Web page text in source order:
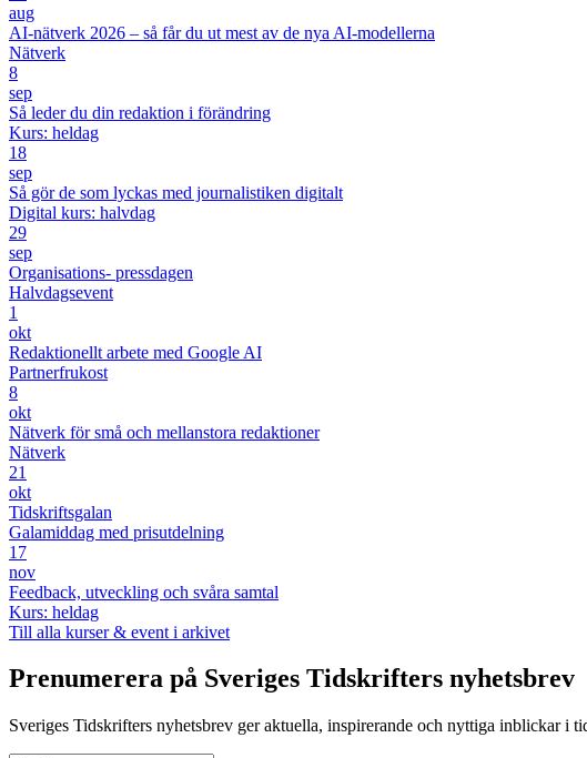
aug
AI-nätverk 2026 – så får du ut mest av de nya AI-modellerna
Nätverk
8
sep
Så leder du din redaktion i förändring
Kurs: heldag
18
sep
Så gör de som lyckas med journalistiken digitalt
Digital kurs: halvdag
29
sep
Organisations- pressdagen
Halvdagsevent
1
okt
Redaktionellt arbete med Google AI
Partnerfrukost
8
okt
Nätverk för små och mellanstora redaktioner
Nätverk
21
okt
Tidskriftsgalan
Galamiddag med prisutdelning
17
nov
Feedback, utveckling och svåra samtal
Kurs: heldag
Till alla kurser & event i arkivet
Prenumerera på Sveriges Tidskrifters nyhetsbrev
Sveriges Tidskrifters nyhetsbrev ger aktuella, inspirerande och nyttiga inblickar i